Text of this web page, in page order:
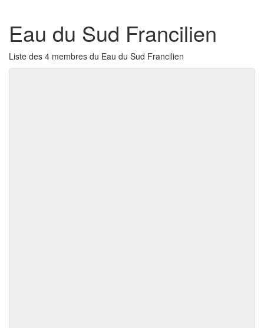
Eau du Sud Francilien
Liste des 4 membres du Eau du Sud Francilien